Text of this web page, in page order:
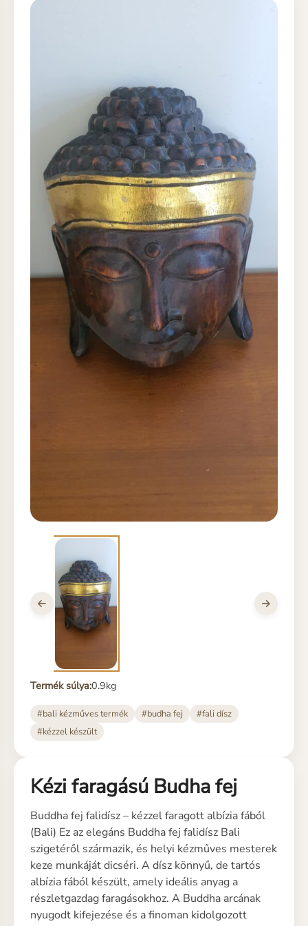
Termék súlya:0.9kg
#bali kézműves termék #budha fej
#fali dísz
#kézzel készült
Kézi faragású Budha fej
Buddha fej falidísz – kézzel faragott albízia fából
(Bali) Ez az elegáns Buddha fej falidísz Bali
szigetéről származik, és helyi kézműves mesterek
keze munkáját dicséri. A dísz könnyű, de tartós
albízia fából készült, amely ideális anyag a
részletgazdag faragásokhoz. A Buddha arcának
nyugodt kifejezése és a finoman kidolgozott